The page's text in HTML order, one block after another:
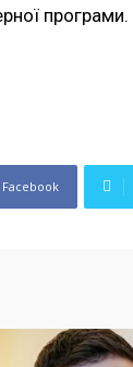
програми.
Facebook